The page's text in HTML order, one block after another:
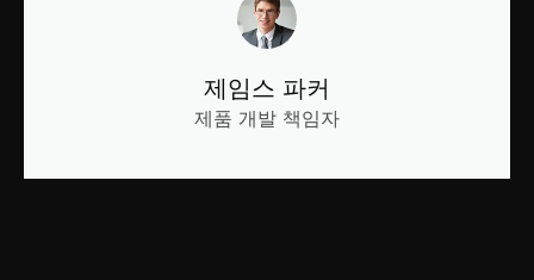
제임스 파커
제품 개발 책임자